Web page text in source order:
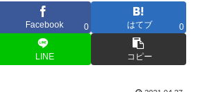
Facebook 0 はてブ 0
LINE コピー